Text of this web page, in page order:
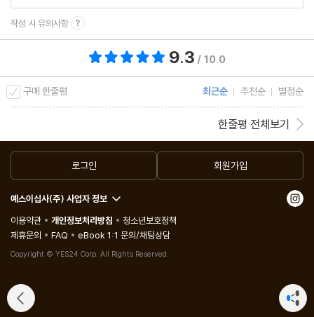
작성 시 유의사항
9.3 / 10.0
구매 한줄평 최근순 추천순 별점순
한줄평 전체보기
로그인 회원가입
예스이십사(주) 사업자 정보
이용약관
개인정보처리방침
청소년보호정책
제휴문의
FAQ eBook 1:1 문의/채팅상담
Copyright © YES24 Corp. All Rights Reserved.